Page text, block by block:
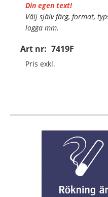
Art nr: 7419F
Din egen text!
Välj själv färg, format,
logga mm.
Material:Självhäftande
Mått:148x210mm
Pris exkl.